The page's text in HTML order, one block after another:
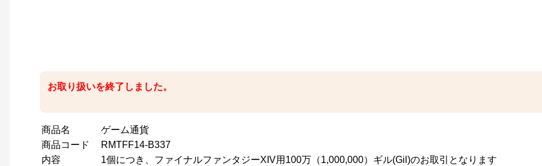
お取り扱いを終了しました。
商品名
ゲーム通貨
商品コード
RMTFF14-B337
内容
1個につき、ファイナルファンタジーXIV用100万（1,000,000）ギル(Gil)のお取引となります